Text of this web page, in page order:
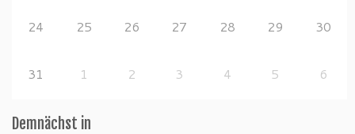
24 25 26 27 28 29 30
31 1 2 3 4 5 6
Demnächst in